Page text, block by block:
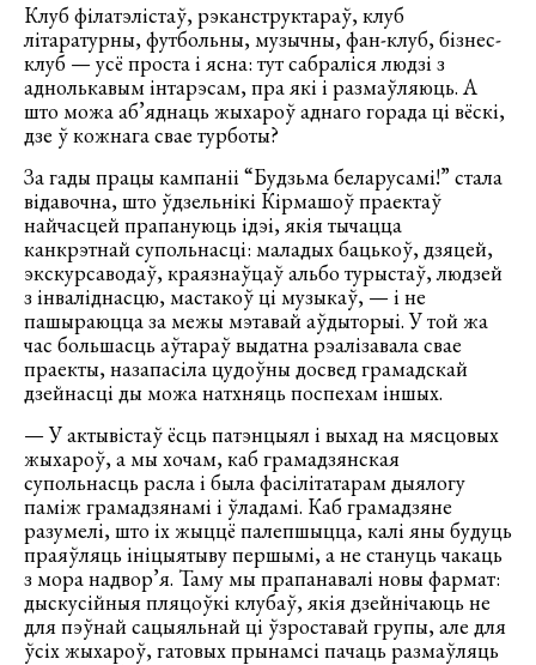
Клуб філатэлістаў, рэканструктараў, клуб
літаратурны, футбольны, музычны, фан-клуб, бізнес-
клуб — усё проста і ясна: тут сабраліся людзі з
аднолькавым інтарэсам, пра які і размаўляюць. А
што можа аб’яднаць жыхароў аднаго горада ці вёскі,
дзе ў кожнага свае турботы?
За гады працы кампаніі “Будзьма беларусамі!” стала
відавочна, што ўдзельнікі Кірмашоў праектаў
найчасцей прапануюць ідэі, якія тычацца
канкрэтнай супольнасці: маладых бацькоў, дзяцей,
экскурсаводаў, краязнаўцаў альбо турыстаў, людзей
з інваліднасцю, мастакоў ці музыкаў, — і не
пашыраюцца за межы мэтавай аўдыторыі. У той жа
час большасць аўтараў выдатна рэалізавала свае
праекты, назапасіла цудоўны досвед грамадскай
дзейнасці ды можа натхняць поспехам іншых.
— У актывістаў ёсць патэнцыял і выхад на мясцовых
жыхароў, а мы хочам, каб грамадзянская
супольнасць расла і была фасілітатарам дыялогу
паміж грамадзянамі і ўладамі. Каб грамадзяне
разумелі, што іх жыццё палепшыцца, калі яны будуць
праяўляць ініцыятыву першымі, а не стануць чакаць
з мора надвор’я. Таму мы прапанавалі новы фармат:
дыскусійныя пляцоўкі клубаў, якія дзейнічаюць не
для пэўнай сацыяльнай ці ўзроставай групы, але для
ўсіх жыхароў, гатовых прынамсі пачаць размаўляць